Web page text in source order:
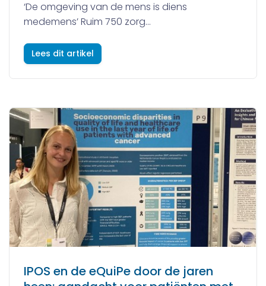
‘De omgeving van de mens is diens
medemens’ Ruim 750 zorg...
Lees dit artikel
IPOS en de eQuiPe door de jaren